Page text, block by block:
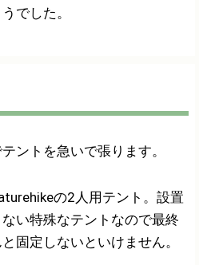
でした。
ントを急いで張ります。
の2人用テント。設置
い特殊なテントなので最終
固定しないといけません。